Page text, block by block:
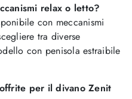
relax o letto?
con meccanismi
tra diverse
con penisola estraibile
per il divano Zenit